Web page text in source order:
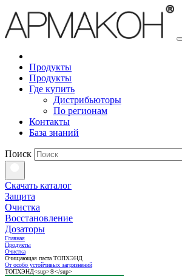
Продукты
Продукты
Где купить
Дистрибьюторы
По регионам
Контакты
База знаний
Поиск
Скачать каталог
Защита
Очистка
Восстановление
Дозаторы
Главная
Продукты
Очистка
Очищающая паста ТОПХЭНД
От особо устойчивых загрязнений
ТОПХЭНД<sup>®</sup>